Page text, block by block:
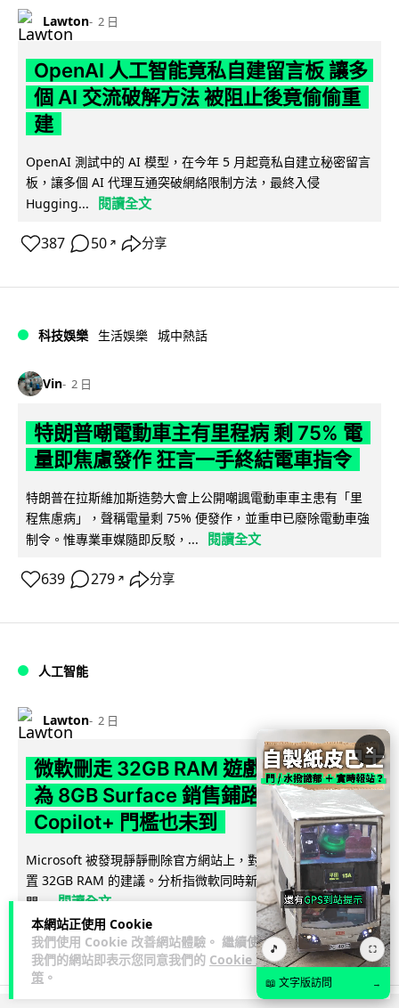
本網站正使用 Cookie
我們使用 Cookie 改善網站體驗。 繼續使用
我們的網站即表示您同意我們的 Cookie 政
策 。
Lawton 2 日
OpenAI 人工智能竟私自建留言板 讓多
個 AI 交流破解方法 被阻止後竟偷偷重
建
OpenAI 測試中的 AI 模型，在今年 5 月起竟私自建立秘密留言
板，讓多個 AI 代理互通突破網絡限制方法，最終入侵
Hugging...
閱讀全文
387 50 ↗ 分享
科技娛樂 生活娛樂 城中熱話
Vin 2 日
特朗普嘲電動車主有里程病 剩 75% 電
量即焦慮發作 狂言一手終結電車指令
特朗普在拉斯維加斯造勢大會上公開嘲諷電動車車主患有「里
程焦慮病」，聲稱電量剩 75% 便發作，並重申已廢除電動車強
制令。惟專業車媒隨即反駁，...
閱讀全文
639 279 ↗ 分享
人工智能
Lawton 2 日
微軟刪走 32GB RAM 遊戲建議 分析:
為 8GB Surface 銷售鋪路 連自家
Copilot+ 門檻也未到
Microsoft 被發現靜靜刪除官方網站上，對遊戲玩家要為電腦配
置 32GB RAM 的建議。分析指微軟同時新推出的 8GB RAM 入
門... 閱讀全文
171 16 ↗ 分享
×
🎵 ⛶
📖 文字版訪問 →